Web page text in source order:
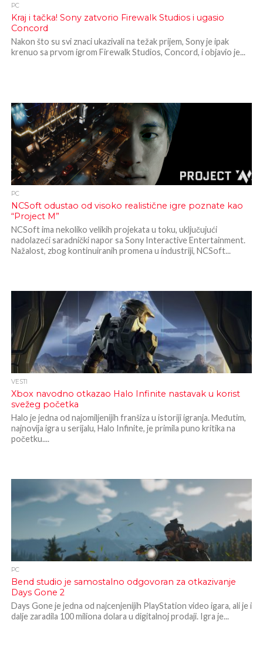
PC
Kraj i tačka! Sony zatvorio Firewalk Studios i ugasio
Concord
Nakon što su svi znaci ukazivali na težak prijem, Sony je ipak
krenuo sa prvom igrom Firewalk Studios, Concord, i objavio je...
PC
NCSoft odustao od visoko realistične igre poznate kao
“Project M”
NCSoft ima nekoliko velikih projekata u toku, uključujući
nadolazeći saradnički napor sa Sony Interactive Entertainment.
Nažalost, zbog kontinuiranih promena u industriji, NCSoft...
VESTI
Xbox navodno otkazao Halo Infinite nastavak u korist
svežeg početka
Halo je jedna od najomiljenijih franšiza u istoriji igranja. Međutim,
najnovija igra u serijalu, Halo Infinite, je primila puno kritika na
početku....
PC
Bend studio je samostalno odgovoran za otkazivanje
Days Gone 2
Days Gone je jedna od najcenjenijih PlayStation video igara, ali je i
dalje zaradila 100 miliona dolara u digitalnoj prodaji. Igra je...